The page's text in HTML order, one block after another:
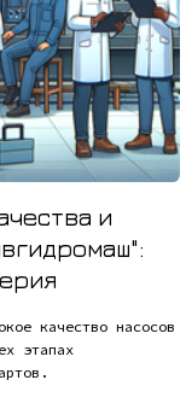
и
качество насосов
этапах